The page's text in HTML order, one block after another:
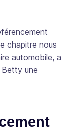
chapitre nous
automobile, a
une